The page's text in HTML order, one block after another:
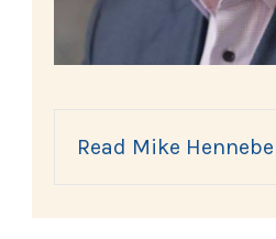
Read Mike